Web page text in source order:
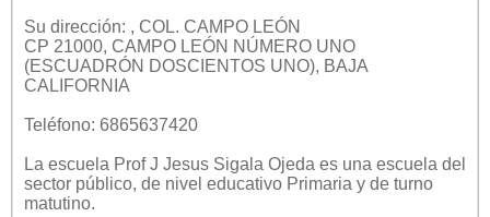
Su dirección: , COL. CAMPO LEÓN
CP 21000, CAMPO LEÓN NÚMERO UNO
(ESCUADRÓN DOSCIENTOS UNO), BAJA
CALIFORNIA
Teléfono: 6865637420
La escuela Prof J Jesus Sigala Ojeda es una escuela del
sector público, de nivel educativo Primaria y de turno
matutino.